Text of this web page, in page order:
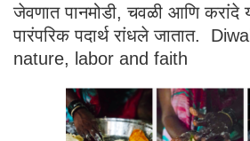
जेवणात पानमोडी, चवळी आणि करांदे
पारंपरिक पदार्थ रांधले जातात.
nature, labor and faith